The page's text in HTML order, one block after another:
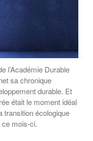
l’Académie Durable
sa chronique
durable. Et
était le moment idéal
transition écologique
ce mois-ci.